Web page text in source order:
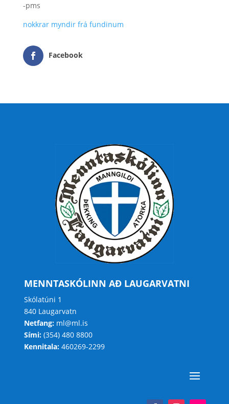
-pms
nokkrar myndir frá fundinum
Facebook
MENNTASKÓLINN AÐ LAUGARVATNI
Skólatúni 1
840 Laugarvatn
Netfang:ml@ml.is
Sími:(354) 480 8800
Kennitala:460269-2299